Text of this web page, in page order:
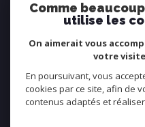
se
Comme
utilise les
On aimerait vous
votre
En poursuivant, vous
cookies par ce site, afin de
contenus adaptés et